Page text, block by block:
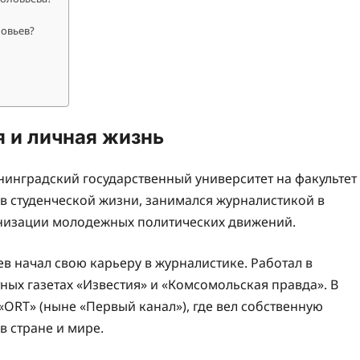
и личная жизнь
государственный университет на факультет
студенческой жизни, занимался журналистикой в
молодежных политических движений.
начал свою карьеру в журналистике. Работал в
газетах «Известия» и «Комсомольская правда». В
(ныне «Первый канал»), где вел собственную
стране и мире.